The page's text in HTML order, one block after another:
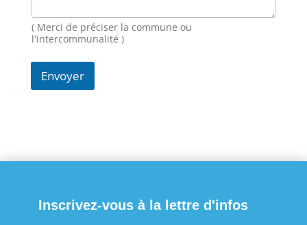
s
s
g
E
( Merci de préciser la commune ou
l'intercommunalité )
Envoyer
Inscrivez-vous à la lettre d'infos